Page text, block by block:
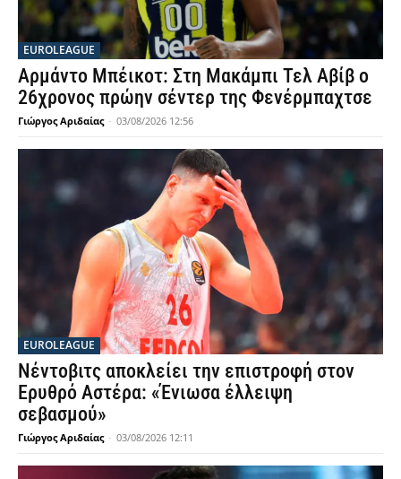
EUROLEAGUE
Αρμάντο Μπέικοτ: Στη Μακάμπι Τελ Αβίβ ο
26χρονος πρώην σέντερ της Φενέρμπαχτσε
Γιώργος Αριδαίας - 03/08/2026 12:56
EUROLEAGUE
Νέντοβιτς αποκλείει την επιστροφή στον
Ερυθρό Αστέρα: «Ένιωσα έλλειψη
σεβασμού»
Γιώργος Αριδαίας - 03/08/2026 12:11